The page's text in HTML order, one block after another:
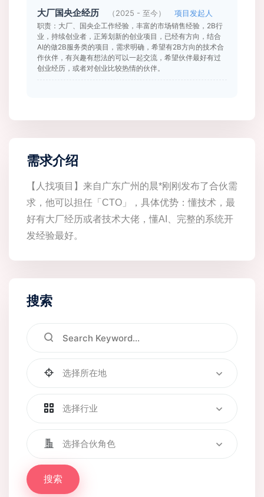
大厂国央企经历 （2025 - 至今） 项目发起人
职责：大厂、国央企工作经验，丰富的市场销售经验，2B行
业，持续创业者，正筹划新的创业项目，已经有方向，结合
AI的做2B服务类的项目，需求明确，希望有2B方向的技术合
作伙伴，有兴趣有想法的可以一起交流，希望伙伴最好有过
创业经历，或者对创业比较热情的伙伴。
需求介绍
【人找项目】来自广东广州的晨*刚刚发布了合伙需
求，他可以担任「CTO」，具体优势：懂技术，最
好有大厂经历或者技术大佬，懂AI、完整的系统开
发经验最好。
搜索
选择所在地
选择行业
选择合伙角色
搜索